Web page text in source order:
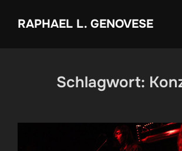
InhaltRAPHAEL L. GENOVESE
Schlagwort: